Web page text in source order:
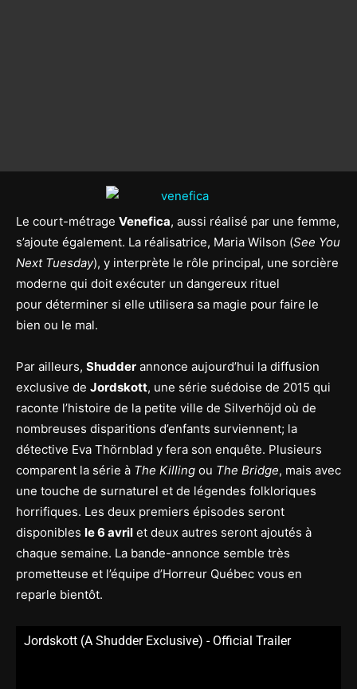
Le court-métrage Venefica, aussi réalisé par une femme,
s’ajoute également. La réalisatrice, Maria Wilson (See You
Next Tuesday), y interprète le rôle principal, une sorcière
moderne qui doit exécuter un dangereux rituel
pour déterminer si elle utilisera sa magie pour faire le
bien ou le mal.
Par ailleurs, Shudder annonce aujourd’hui la diffusion
exclusive de Jordskott, une série suédoise de 2015 qui
raconte l’histoire de la petite ville de Silverhöjd où de
nombreuses disparitions d’enfants surviennent; la
détective Eva Thörnblad y fera son enquête. Plusieurs
comparent la série à The Killing ou The Bridge, mais avec
une touche de surnaturel et de légendes folkloriques
horrifiques. Les deux premiers épisodes seront
disponibles le 6 avril et deux autres seront ajoutés à
chaque semaine. La bande-annonce semble très
prometteuse et l’équipe d’Horreur Québec vous en
reparle bientôt.
Jordskott (A Shudder Exclusive) - Official Trailer